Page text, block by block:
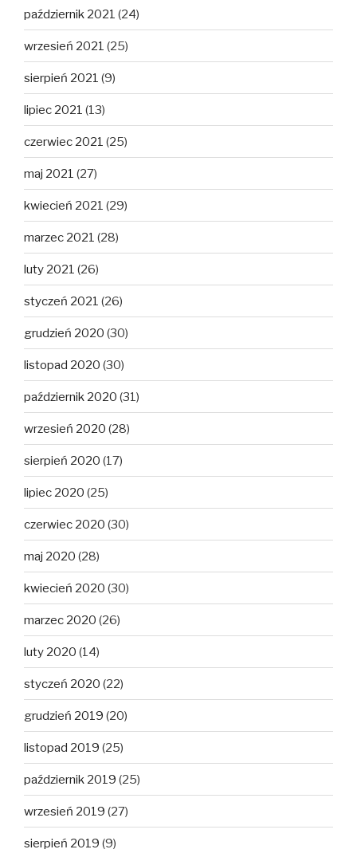
październik 2021 (24)
wrzesień 2021 (25)
sierpień 2021 (9)
lipiec 2021 (13)
czerwiec 2021 (25)
maj 2021 (27)
kwiecień 2021 (29)
marzec 2021 (28)
luty 2021 (26)
styczeń 2021 (26)
grudzień 2020 (30)
listopad 2020 (30)
październik 2020 (31)
wrzesień 2020 (28)
sierpień 2020 (17)
lipiec 2020 (25)
czerwiec 2020 (30)
maj 2020 (28)
kwiecień 2020 (30)
marzec 2020 (26)
luty 2020 (14)
styczeń 2020 (22)
grudzień 2019 (20)
listopad 2019 (25)
październik 2019 (25)
wrzesień 2019 (27)
sierpień 2019 (9)